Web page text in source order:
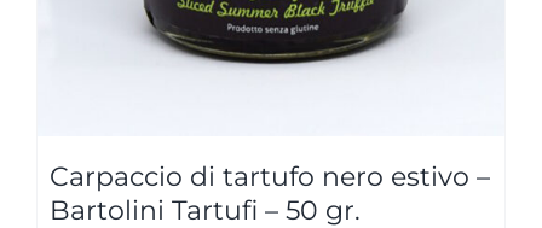
Carpaccio di tartufo nero estivo –
Bartolini Tartufi – 50 gr.